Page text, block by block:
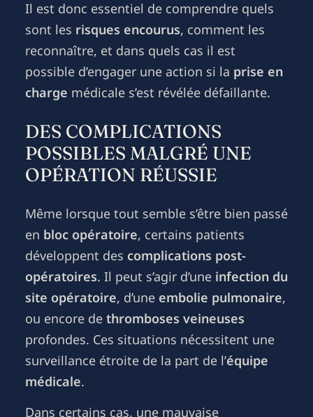
Il est donc essentiel de comprendre quels
sont les risques encourus, comment les
reconnaître, et dans quels cas il est
possible d’engager une action si la prise en
charge médicale s’est révélée défaillante.
DES COMPLICATIONS
POSSIBLES MALGRÉ UNE
OPÉRATION RÉUSSIE
Même lorsque tout semble s’être bien passé
en bloc opératoire, certains patients
développent des complications post-
opératoires. Il peut s’agir d’une infection du
site opératoire, d’une embolie pulmonaire,
ou encore de thromboses veineuses
profondes. Ces situations nécessitent une
surveillance étroite de la part de l’équipe
médicale.
Dans certains cas, une mauvaise